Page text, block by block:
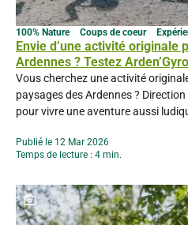
Envie d’une activité originale
Ardennes ? Testez
100% Nature Coups de coeur
Vous cherchez une activité
paysages des Ardennes ?
pour vivre une aventure aussi
écologique et étonnamment facile
de découvrir la nature autrement.
Publié le 12 Mar 2026
Temps de lecture : 4 min.
Ce contenu contient une